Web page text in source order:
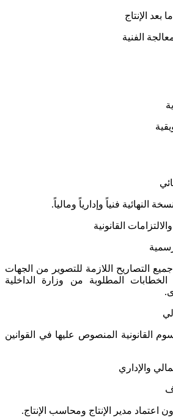
الإنتاج
النهائية فنياً وإدارياً ومالياً.
القانونية
التصاريح اللازمة للتصوير من الجهات
المطلوبة من وزارة الداخلية
القانونية المنصوص عليها في القوانين
والإداري
اعتماد مدير الإنتاج ومحاسب الإنتاج.